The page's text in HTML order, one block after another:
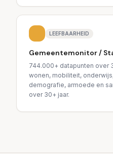
LEEFBAARHEID
Gemeentemonitor /
744.000+ datapunten over
wonen, mobiliteit,
demografie, armoede en
over 30+ jaar.